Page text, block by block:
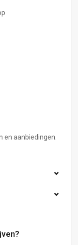
en aanbiedingen.